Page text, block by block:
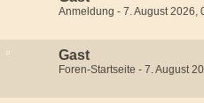
Anmeldung - 7. August 2026,
Gast
Foren-Startseite - 7. August